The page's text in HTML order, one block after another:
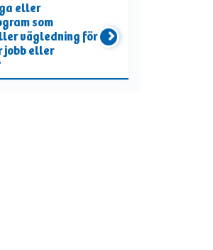
eller
som
vägledning för
jobb eller